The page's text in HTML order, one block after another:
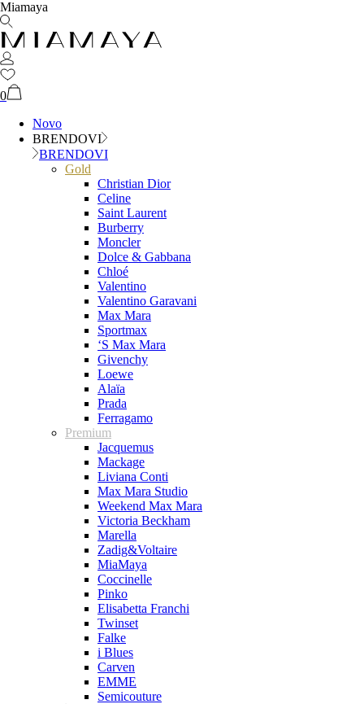
Miamaya
0
Novo
BRENDOVI
BRENDOVI
Gold
Christian Dior
Celine
Saint Laurent
Burberry
Moncler
Dolce & Gabbana
Chloé
Valentino
Valentino Garavani
Max Mara
Sportmax
‘S Max Mara
Givenchy
Loewe
Alaïa
Prada
Ferragamo
Premium
Jacquemus
Mackage
Liviana Conti
Max Mara Studio
Weekend Max Mara
Victoria Beckham
Marella
Zadig&Voltaire
MiaMaya
Coccinelle
Pinko
Elisabetta Franchi
Twinset
Falke
i Blues
Carven
EMME
Semicouture